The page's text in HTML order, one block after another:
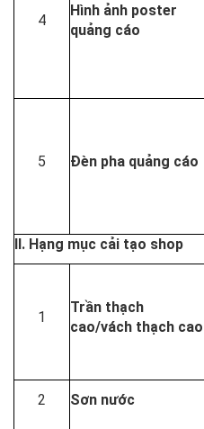
4
Hình ảnh poster
quảng cáo
5 Đèn pha quảng cáo
II. Hạng mục cải tạo shop
1
Trần thạch
cao/vách thạch cao
2 Sơn nước